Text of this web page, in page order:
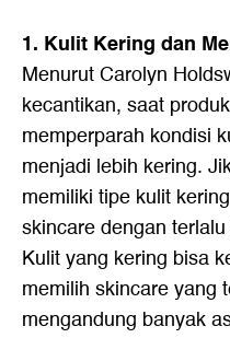
1. Kulit Kering dan
Menurut Carolyn
kecantikan, saat
memperparah kondisi
menjadi lebih kering.
memiliki tipe kulit
skincare dengan
Kulit yang kering bisa
memilih skincare yang
mengandung banyak